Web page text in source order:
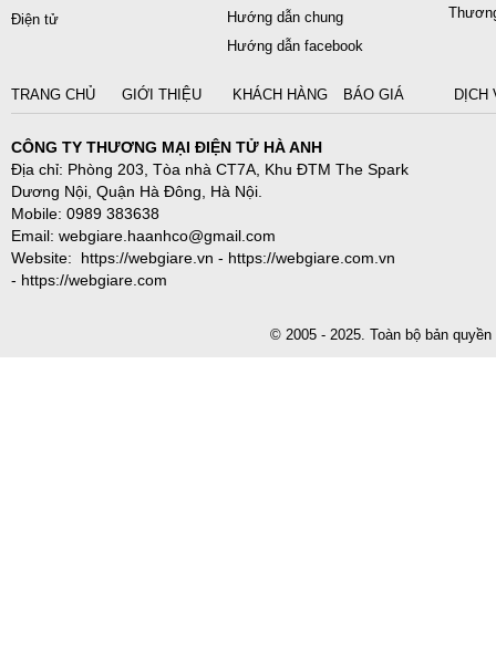
Điện tử
Hướng dẫn chung
Hướng dẫn facebook
TRANG CHỦ GIỚI THIỆU KHÁCH HÀNG BÁO GIÁ DỊCH
CÔNG TY THƯƠNG MẠI ĐIỆN TỬ HÀ ANH
Địa chỉ: Phòng 203, Tòa nhà CT7A, Khu ĐTM The Spark
Dương Nội, Quận Hà Đông, Hà Nội.
Mobile: 0989 383638
Email: webgiare.haanhco@gmail.com
Website: https://webgiare.vn - https://webgiare.com.vn
- https://webgiare.com
© 2005 - 2025. Toàn bộ bản